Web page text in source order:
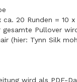
ca. 20 Runden = 10
gesamte Pullover
(hier: Tynn Silk
wird als PDF-